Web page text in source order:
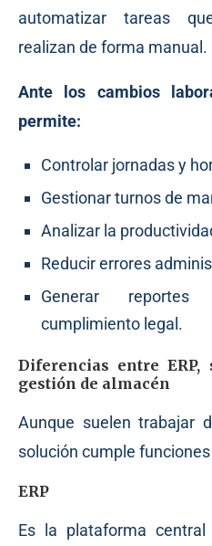
automatizar tareas
realizan de forma manual.
Ante los cambios
permite:
Controlar jornadas y
Gestionar turnos de
Analizar la
Reducir errores
Generar
cumplimiento legal.
Diferencias entre
gestión de almacén
Aunque suelen trabajar
solución cumple
ERP
Es la plataforma